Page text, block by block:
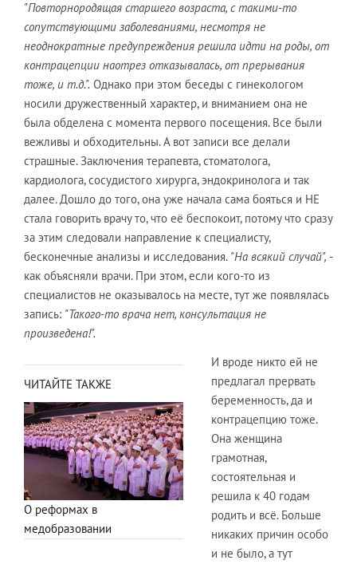
"Повторнородящая старшего возраста, с такими-то
сопутствующими заболеваниями, несмотря не
неоднократные предупреждения решила идти на роды, от
контрацепции наотрез отказывалась, от прерывания
тоже, и т.д.". Однако при этом беседы с гинекологом
носили дружественный характер, и вниманием она не
была обделена с момента первого посещения. Все были
вежливы и обходительны. А вот записи все делали
страшные. Заключения терапевта, стоматолога,
кардиолога, сосудистого хирурга, эндокринолога и так
далее. Дошло до того, она уже начала сама бояться и НЕ
стала говорить врачу то, что её беспокоит, потому что сразу
за этим следовали направление к специалисту,
бесконечные анализы и исследования. "На всякий случай", -
как объясняли врачи. При этом, если кого-то из
специалистов не оказывалось на месте, тут же появлялась
запись: "Такого-то врача нет, консультация не
произведена!".
ЧИТАЙТЕ ТАКЖЕ
О реформах в
медобразовании
И вроде никто ей не
предлагал прервать
беременность, да и
контрацепцию тоже.
Она женщина
грамотная,
состоятельная и
решила к 40 годам
родить и всё. Больше
никаких причин особо
и не было, а тут